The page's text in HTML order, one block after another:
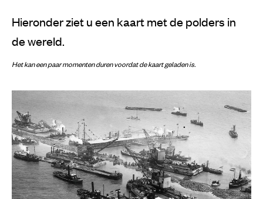
Hieronder ziet u een kaart met de polders in
de wereld.
Het kan een paar momenten duren voordat de kaart geladen is.